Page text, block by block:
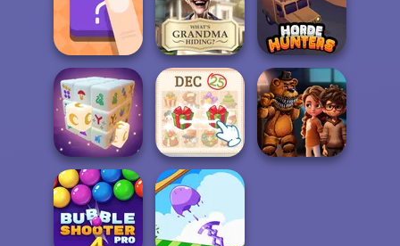
The Shape
What Is Grandma
Hiding
Horde Hunters
Mystic Mahjong
KrisMas Mahjong
2